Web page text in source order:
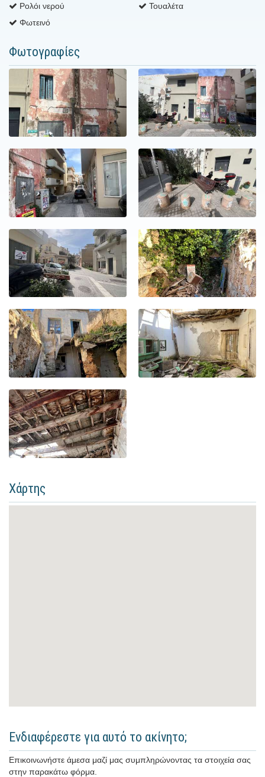
Ρολόι νερού
Τουαλέτα
Φωτεινό
Φωτογραφίες
Χάρτης
Ενδιαφέρεστε για αυτό το ακίνητο;
Επικοινωνήστε άμεσα μαζί μας συμπληρώνοντας τα στοιχεία σας
στην παρακάτω φόρμα.